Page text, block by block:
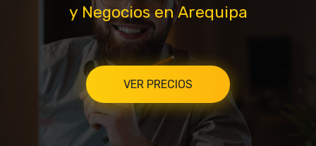
y Negocios en Arequipa
VER PRECIOS